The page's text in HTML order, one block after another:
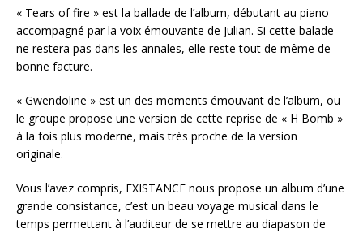
« Tears of fire » est la ballade de l’album, débutant au piano
accompagné par la voix émouvante de Julian. Si cette balade
ne restera pas dans les annales, elle reste tout de même de
bonne facture.
« Gwendoline » est un des moments émouvant de l’album, ou
le groupe propose une version de cette reprise de « H Bomb »
à la fois plus moderne, mais très proche de la version
originale.
Vous l’avez compris, EXISTANCE nous propose un album d’une
grande consistance, c’est un beau voyage musical dans le
temps permettant à l’auditeur de se mettre au diapason de